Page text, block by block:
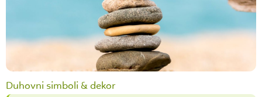
Duhovni simboli & dekor